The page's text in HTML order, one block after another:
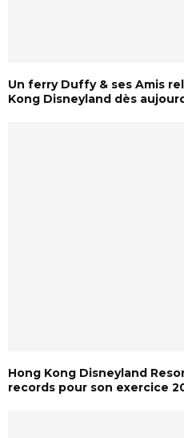
Un ferry Duffy & ses Amis
Kong Disneyland dès
Hong Kong Disneyland
records pour son exercice